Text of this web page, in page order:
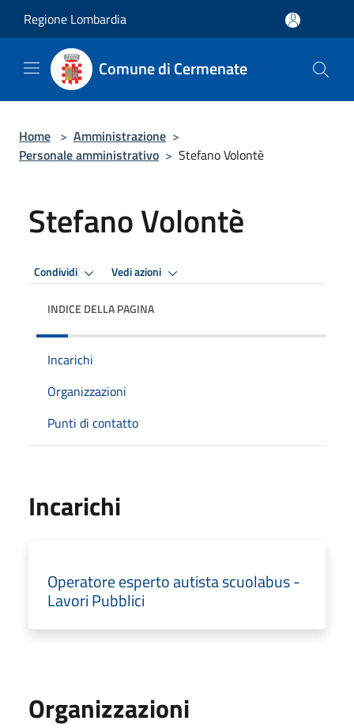
Regione Lombardia
Comune di Cermenate
Home > Amministrazione >
Personale amministrativo > Stefano Volontè
Stefano Volontè
Condividi Vedi azioni
INDICE DELLA PAGINA
Incarichi
Organizzazioni
Punti di contatto
Incarichi
Operatore esperto autista scuolabus -
Lavori Pubblici
Organizzazioni